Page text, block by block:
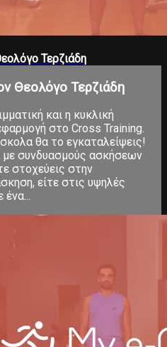
Τερζιάδη
Θεολόγο Τερζιάδη
και η κυκλική
στο Cross Training.
θα το εγκαταλείψεις!
με συνδυασμούς ασκήσεων
στοχεύεις στην
είτε στις υψηλές
ένα...